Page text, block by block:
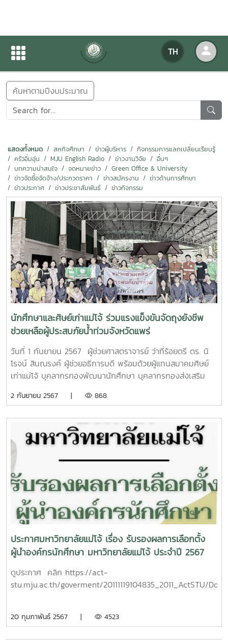
TH
ข่าวสารกิจกรรม
ค้นหาตามปีงบประมาณ
แสดงทั้งหมด สหกิจศึกษา ข่าวผู้บริหาร
กิจกรรมการแลกเปลี่ยนเรียนรู้
ครัวอิ่มอุ่น
MJU English Radio ข่าวงานวิจัย
อื่นๆ
บทความน่าสนใจ
จดหมายข่าว
Green Office & University
ข่าวจัดซื้อจัดจ้าง/ประกวดราคา
ข่าวสมัครงาน
ข่าวด้านการศึกษา
ข่าวประกาศ
ข่าวประชาสัมพันธ์ ข่าวกิจกรรม
นักศึกษาและศิษย์เก่าแม่โจ้ ร่วมแรงแข็งขันจัดถุงยังชีพ
ช่วยเหลือผู้ประสบภัยน้ำท่วมจังหวัดแพร่
วันที่ 1 กันยายน 2567 ผู้ช่วยศาสตราจารย์ ว่าที่ร้อยตรี ดร. นิ
โรจน์ สินณรงค์ ผู้ช่วยอธิการบดี พร้อมด้วยผู้แทนสมาคมศิษย์
เก่าแม่โจ้ บุคลากรกองพัฒนานักศึกษา บุคลากรกองส่งเสริม
แม่โจ้ และคณะกรรมการองค์การนักศึกษามหาวิทยาลัยโจ้ โดย
และคุณธีระ จันทร์แก้ว ศิษย์เก่าแม่โจ้ รุ่น 50 ประธานชมรมศิษย์
เก่าแม่โจ้ จังหวัดแพร่ ได้ร่วมกันบรรจุถุงยังชีพสิ่งของเครื่อง
อุปโภคบริโภค ที่ได้รับการบริจาคจากหน่วยงานภาครัฐ และ
เอกชน ศิษย์เก่าแม่โจ้ บุคลากรมหาวิทยาลัยแม่โจ้ และประชาชน
ทั่วไป ทั้งนี้ได้รับความอนุเคราะค์สถานที่บรรจุถุงยังชีพดังกล่าว
จากพระครูพิบูลพัฒนโกศล (ประเสริฐ ธีรปญฺโญ) เจ้าคณะ
อำเภอเมืองแพร่ เจ้าอาวาสวัดโศภนาลัย ณ วัดโศภนาลัย ตำบล
ทุ่งกวาว จังหวัดแพร่ และนำออกแจกจ่ายส่งมอบให้กับผู้ประสบ
ภัยน้ำท่วมจังหวัดแพร่ โดยมีรองผู้อำนวยการสำนักงานเขตพื้นที่
การศึกษาประถมศึกษาแพร่ เขต 1 นางปนัดดา อุทัศน์ เพื่อส่ง
มอบต่อให้กับโรงเรียนในสังกัด และชุมชนโดยรอบ
2 กันยายน 2567 | 868
ประกาศมหาวิทยาลัยแม่โจ้ เรื่อง รับรองผลการเลือกตั้ง
ผู้นำองค์กรนักศึกษา มหาวิทยาลัยแม่โจ้ ประจำปี 2567
ดูประกาศ คลิก https://act-
stu.mju.ac.th/goverment/20111119104835_2011_ActSTU/
20 กุมภาพันธ์ 2567 | 4523